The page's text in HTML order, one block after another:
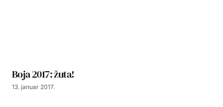
Boja 2017: žuta!
13. januar 2017.